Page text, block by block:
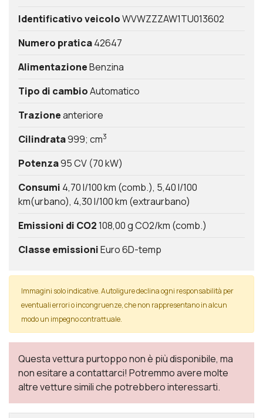
Identificativo veicoloWVWZZZAW1TU013602
Numero pratica42647
AlimentazioneBenzina
Tipo di cambioAutomatico
Trazioneanteriore
Cilindrata999; cm3
Potenza95 CV (70 kW)
Consumi 4,70 l/100 km (comb.) 5,40 l/100
km(urbano) 4,30 l/100 km (extraurbano)
Emissioni di CO2108,00 g CO2/km (comb.)
Classe emissioniEuro 6D-temp
Immagini solo indicative. Autoligure declina ogni responsabilità per
eventuali errori o incongruenze, che non rappresentano in alcun
modo un impegno contrattuale.
Questa vettura purtoppo non è più disponibile, ma
non esitare a contattarci! Potremmo avere molte
altre vetture simili che potrebbero interessarti.